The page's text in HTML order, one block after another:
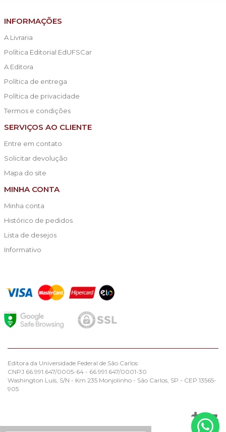
INFORMAÇÕES
A Livraria
Política Editorial EdUFSCar
A Editora
Política de entrega
Política de privacidade
Termos e condições
SERVIÇOS AO CLIENTE
Entre em contato
Solicitar devolução
Mapa do site
MINHA CONTA
Minha conta
Histórico de pedidos
Lista de desejos
Informativo
Editora da Universidade Federal de São Carlos
CNPJ 66.991.647/0005-64 - 66.991.647/0001-30
Washington Luís, S/N - Km 235 Monjolinho - São Carlos, SP - CEP 13565-
905